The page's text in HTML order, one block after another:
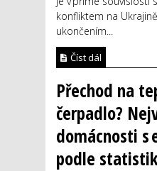
konfliktem na
ukončením...
Číst dál
Přechod na
čerpadlo?
domácnosti
podle